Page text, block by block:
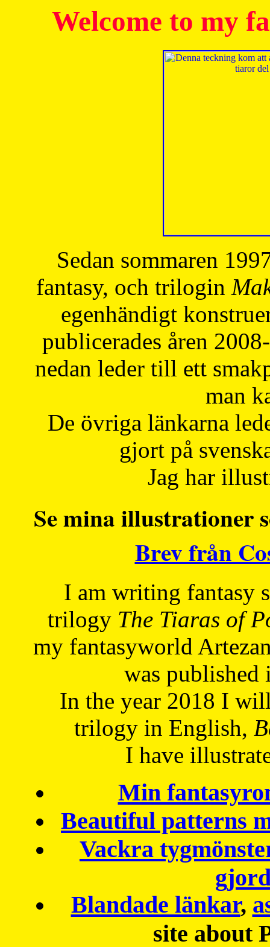
Welcome to my
Sedan sommaren
fantasy, och trilogin
egenhändigt
publicerades åren
nedan leder till ett
man
De övriga länkarna
gjort på
Jag har
Se mina illustrationer
Brev från
I am writing fantasy
trilogy The Tiaras of
my fantasyworld
was published
In the year 2018 I
trilogy in English,
I have
Min
Beautiful patterns
Vackra
Blandade länkar,
site about